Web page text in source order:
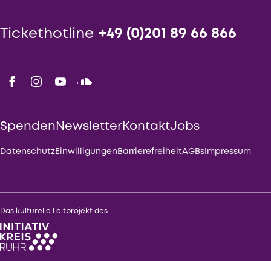
Tickethotline +49 (0)201 89 66 866
Spenden NewsletterKontaktJobs
DatenschutzEinwilligungen BarrierefreiheitAGBs Impressum
Das kulturelle Leitprojekt des